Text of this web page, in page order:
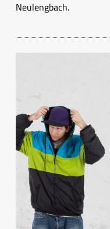
Neulengbach.